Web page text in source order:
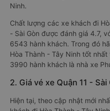
Ninh.
Chất lượng các xe khách đi
- Sài Gòn được đánh giá 4.7,
6543 hành khách. Trong đó
Hòa Thành - Tây Ninh tốt
3990 hành khách là nhà xe
2. Giá vé xe Quận 11 -
Hiện tại, theo cập nhật mới